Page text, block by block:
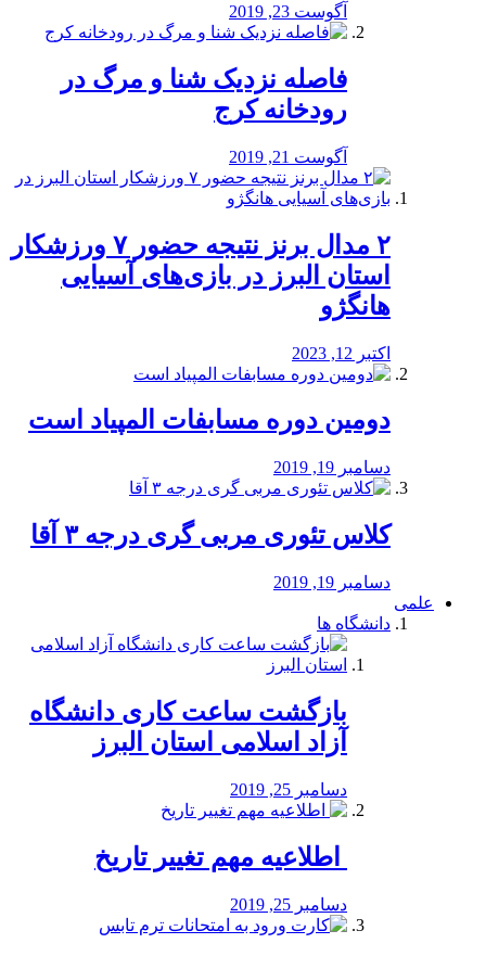
آگوست 23, 2019
️فاصله نزدیک شنا و مرگ در
رودخانه کرج
آگوست 21, 2019
۲ مدال برنز نتیجه حضور ۷ ورزشکار
استان البرز در بازی‌های آسیایی
هانگژو
اکتبر 12, 2023
دومین دوره مسابفات المپیاد است
دسامبر 19, 2019
کلاس تئوری مربی گری درجه ۳ آقا
دسامبر 19, 2019
علمی
دانشگاه ها
بازگشت ساعت کاری دانشگاه
آزاد اسلامی استان البرز
دسامبر 25, 2019
️ اطلاعیه مهم تغییر تاریخ
دسامبر 25, 2019